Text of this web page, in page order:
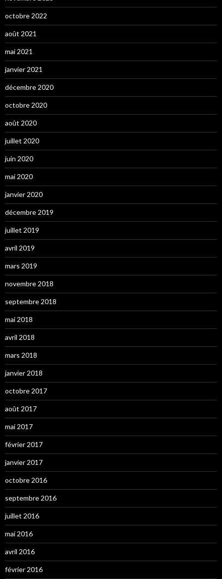
octobre 2022
août 2021
mai 2021
janvier 2021
décembre 2020
octobre 2020
août 2020
juillet 2020
juin 2020
mai 2020
janvier 2020
décembre 2019
juillet 2019
avril 2019
mars 2019
novembre 2018
septembre 2018
mai 2018
avril 2018
mars 2018
janvier 2018
octobre 2017
août 2017
mai 2017
février 2017
janvier 2017
octobre 2016
septembre 2016
juillet 2016
mai 2016
avril 2016
février 2016